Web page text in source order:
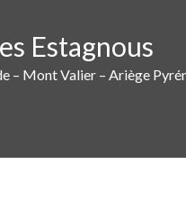
Estagnous
– Mont Valier – Ariège